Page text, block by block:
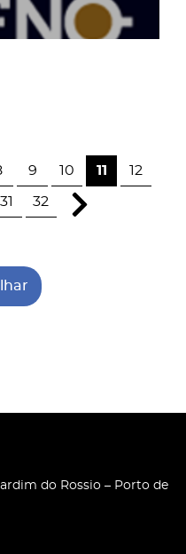
9 10 11 12
31 32
do Rossio – Porto de